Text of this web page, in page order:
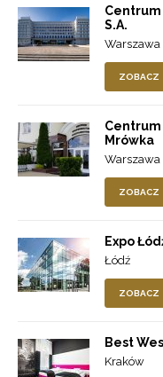
Centrum
S.A.
Warszawa
ZOBACZ
Mrówka
Warszawa
ZOBACZ
Expo
Łódź
ZOBACZ
Best
Kraków